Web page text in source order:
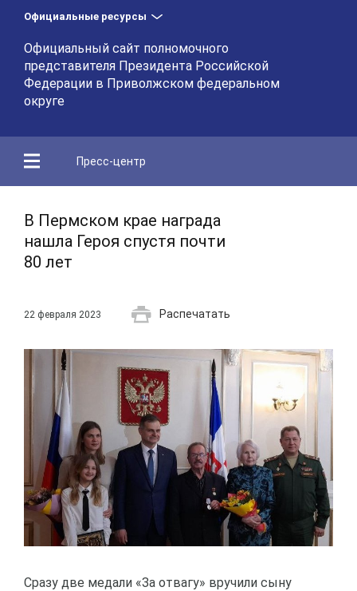
Официальные ресурсы
Официальный сайт полномочного
представителя Президента Российской
Федерации в Приволжском федеральном
округе
Пресс-центр
В Пермском крае награда
нашла Героя спустя почти
80 лет
22 февраля 2023 Распечатать
Сразу две медали «За отвагу» вручили сыну